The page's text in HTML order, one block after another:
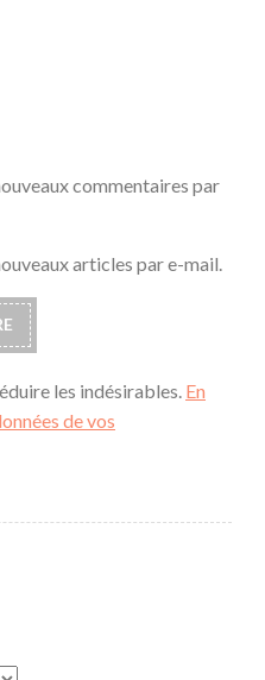
commentaires par
articles par e-mail.
les indésirables. En
de vos